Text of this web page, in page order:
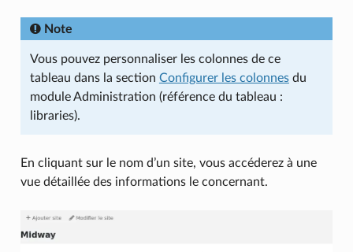
Note
Vous pouvez personnaliser les colonnes de ce
tableau dans la section Configurer les colonnesdu
module Administration (référence du tableau :
libraries).
En cliquant sur le nom d’un site, vous accéderez à une
vue détaillée des informations le concernant.